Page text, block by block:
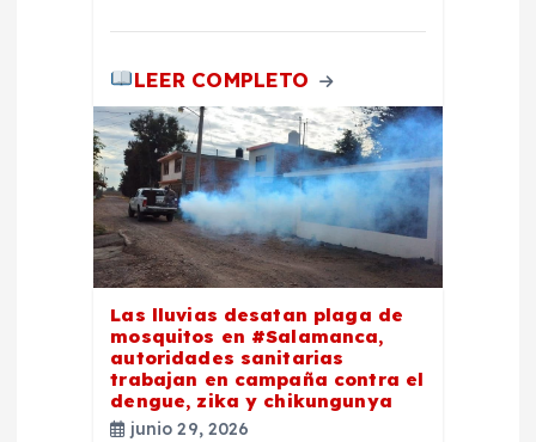
LEER COMPLETO
Las lluvias desatan plaga de
mosquitos en #Salamanca,
autoridades sanitarias
trabajan en campaña contra el
dengue, zika y chikungunya
junio 29, 2026